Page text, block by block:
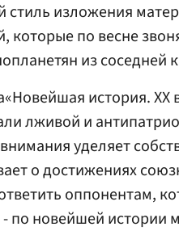
изложения
которые по весне
из соседней
история. ХХ
лживой и
уделяет
о достижениях
оппонентам,
- по новейшей истории